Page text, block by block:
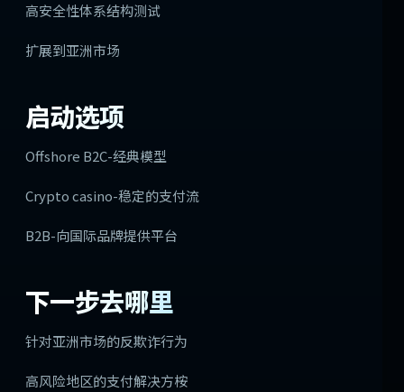
高安全性体系结构测试
扩展到亚洲市场
启动选项
Offshore B2C-经典模型
Crypto casino-稳定的支付流
B2B-向国际品牌提供平台
下一步去哪里
针对亚洲市场的反欺诈行为
高风险地区的支付解决方桉